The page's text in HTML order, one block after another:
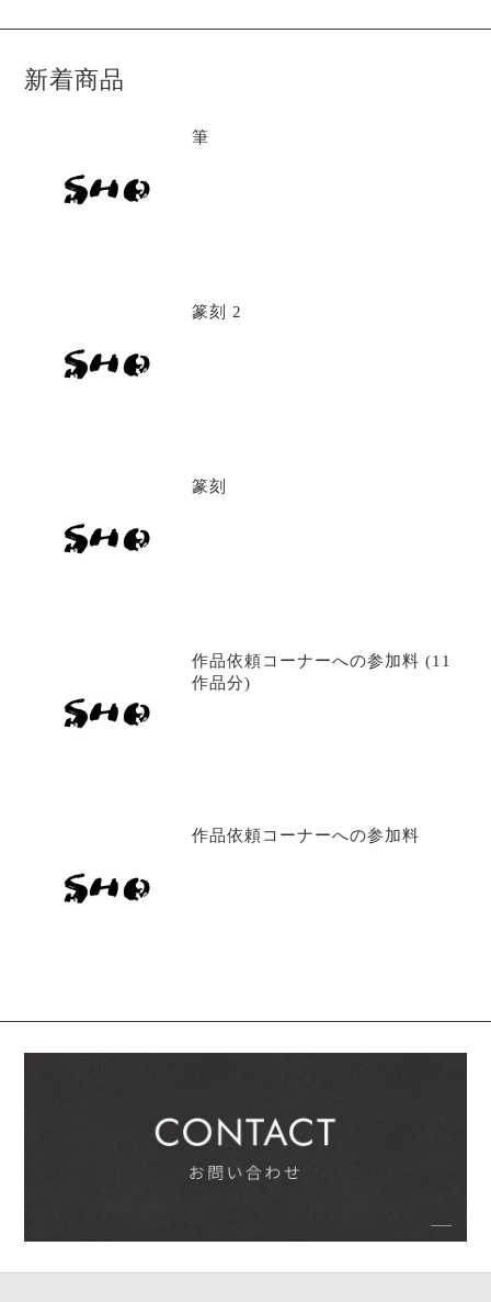
新着商品
筆
篆刻 2
篆刻
作品依頼コーナーへの参加料 (11
作品分)
作品依頼コーナーへの参加料